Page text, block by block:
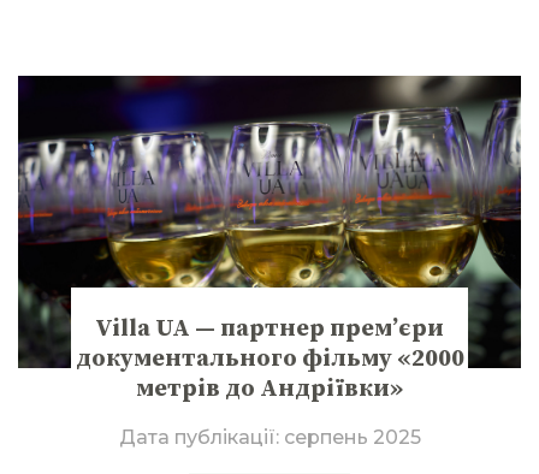
Villa UA — партнер прем’єри
документального фільму «2000
метрів до Андріївки»
Дата публікації: серпень 2025